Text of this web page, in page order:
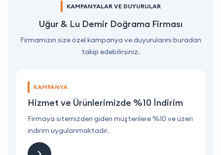
KAMPANYALAR VE DUYURULAR
Uğur & Lu Demir Doğrama Firması
Firmamızın size özel kampanya ve duyurularını buradan
takip edebilirsiniz.
KAMPANYA
Hizmet ve Ürünlerimizde %10 İndirim
Firmaya sitemizden giden müşterilere %10 ve üzeri
indirim uygulanmaktadır.